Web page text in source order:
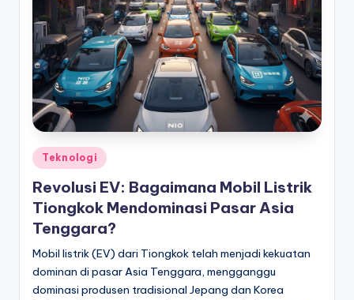
Posted
in
Teknologi
Revolusi EV: Bagaimana Mobil Listrik
Tiongkok Mendominasi Pasar Asia
Tenggara?
Mobil listrik (EV) dari Tiongkok telah menjadi kekuatan
dominan di pasar Asia Tenggara, mengganggu
dominasi produsen tradisional Jepang dan Korea